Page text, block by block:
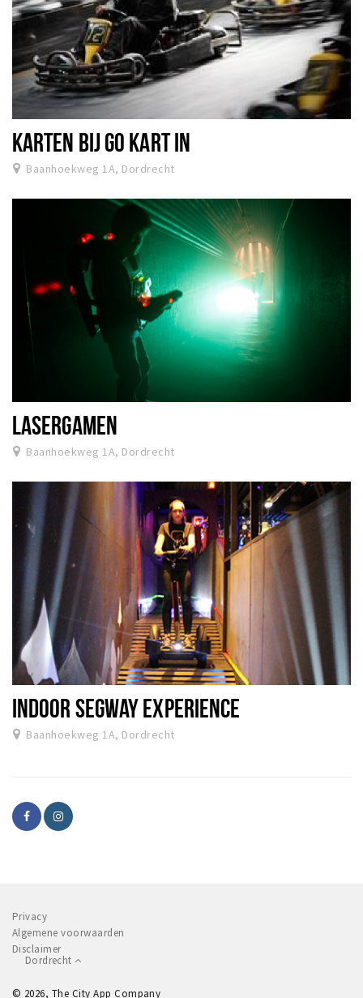
KARTEN BIJ GO KART IN
Baanhoekweg 1A, Dordrecht
LASERGAMEN
Baanhoekweg 1A, Dordrecht
INDOOR SEGWAY EXPERIENCE
Baanhoekweg 1A, Dordrecht
Privacy
Algemene voorwaarden
Disclaimer
Dordrecht
© 2026, The City App Company